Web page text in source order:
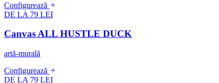
Configurează
DE LA 79 LEI
Canvas ALL HUSTLE DUCK
artă-murală
Configurează
DE LA 79 LEI